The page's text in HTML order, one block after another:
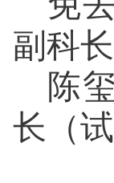
副科
陈
长（